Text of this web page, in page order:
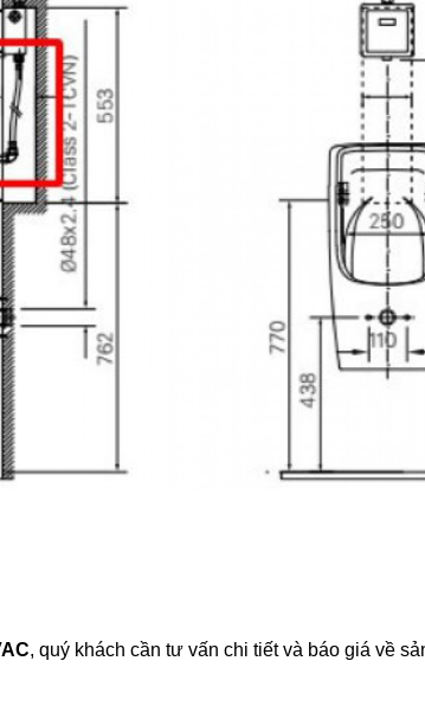
, quý khách cần tư vấn chi tiết và báo giá về